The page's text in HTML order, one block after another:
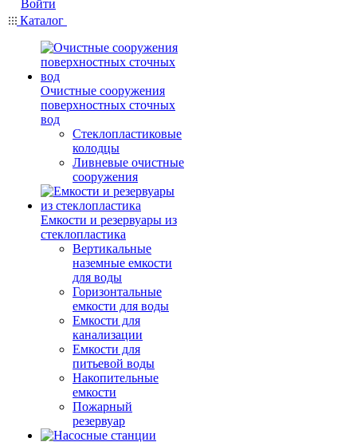
Войти
Каталог
Очистные сооружения
поверхностных сточных
вод
Стеклопластиковые
колодцы
Ливневые очистные
сооружения
Емкости и резервуары из
стеклопластика
Вертикальные
наземные емкости
для воды
Горизонтальные
емкости для воды
Емкости для
канализации
Емкости для
питьевой воды
Накопительные
емкости
Пожарный
резервуар